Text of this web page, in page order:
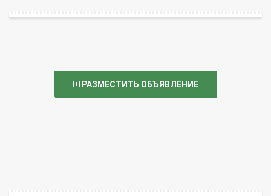
РАЗМЕСТИТЬ ОБЪЯВЛЕНИЕ